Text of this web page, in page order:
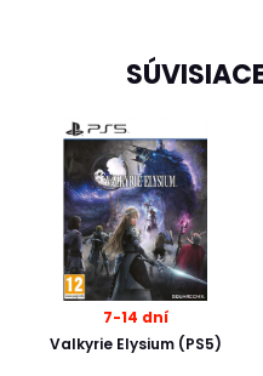
7-14 dní
Valkyrie Elysium (PS5)